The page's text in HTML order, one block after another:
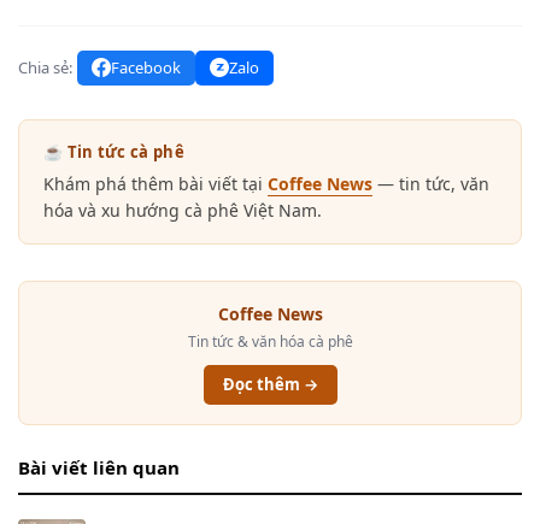
Chia sẻ: Facebook Zalo
☕ Tin tức cà phê
Khám phá thêm bài viết tại Coffee News — tin tức, văn
hóa và xu hướng cà phê Việt Nam.
Coffee News
Tin tức & văn hóa cà phê
Đọc thêm →
Bài viết liên quan